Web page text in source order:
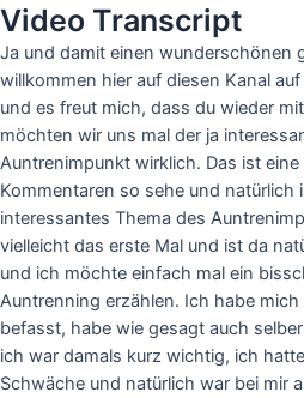
Video Transcript
Ja und damit einen wunderschönen
willkommen hier auf diesen Kanal
und es freut mich, dass du wieder
möchten wir uns mal der ja
Auntrenimpunkt wirklich. Das ist
Kommentaren so sehe und natürlich
interessantes Thema des
vielleicht das erste Mal und ist da
und ich möchte einfach mal ein
Auntrenning erzählen. Ich habe
befasst, habe wie gesagt auch
ich war damals kurz wichtig, ich
Schwäche und natürlich war bei mir